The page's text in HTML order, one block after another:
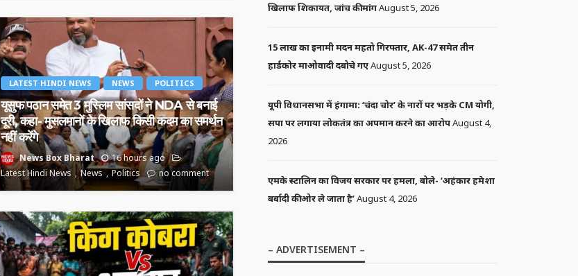
LATEST HINDI NEWS NEWS POLITICS
यूसुफ पठान समेत 3 मुस्लिम सांसदों ने NDA से बनाई
दूरी, कहा- मुसलमानों के खिलाफ किसी कदम का समर्थन
नहीं करेंगे
News Box Bharat
16 hours ago
Latest Hindi News
News Politics no comment
खिलाफ शिकायत, जांच की मांगAugust 5, 2026
15 लाख का इनामी मदन महतो गिरफ्तार, AK-47 समेत तीन
हार्डकोर माओवादी दबोचे गएAugust 5, 2026
यूपी विधानसभा में हंगामा: ‘चंदा चोर’ के नारों पर भड़के CM योगी,
सपा पर लगाया लोकतंत्र का अपमान करने का आरोपAugust 4,
2026
एमके स्टालिन का विजय सरकार पर हमला, बोले- ‘अहंकार हमेशा
बर्बादी की ओर ले जाता है’August 4, 2026
– ADVERTISEMENT –